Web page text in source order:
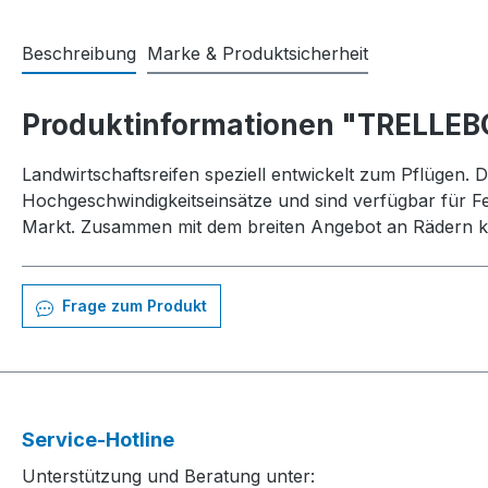
Beschreibung Marke & Produktsicherheit
Produktinformationen
Landwirtschaftsreifen speziell entwickelt zum Pflügen.
Hochgeschwindigkeitseinsätze und sind verfügbar für
Markt. Zusammen mit dem breiten Angebot an
Frage zum Produkt
Service-Hotline
Unterstützung und Beratung unter: